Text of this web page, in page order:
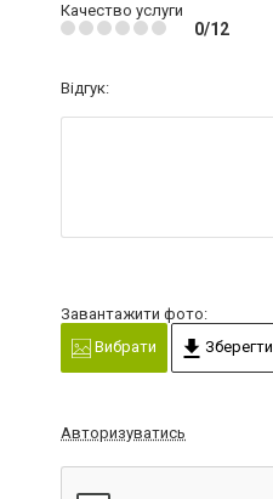
Качество услуги
0/12
Відгук:
Завантажити фото:
Вибрати
Зберегти
Авторизуватись